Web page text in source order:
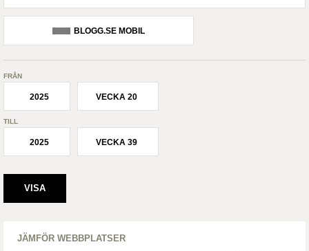
BLOGG.SE MOBIL
FRÅN
2025 VECKA 20
TILL
2025 VECKA 39
JÄMFÖR WEBBPLATSER